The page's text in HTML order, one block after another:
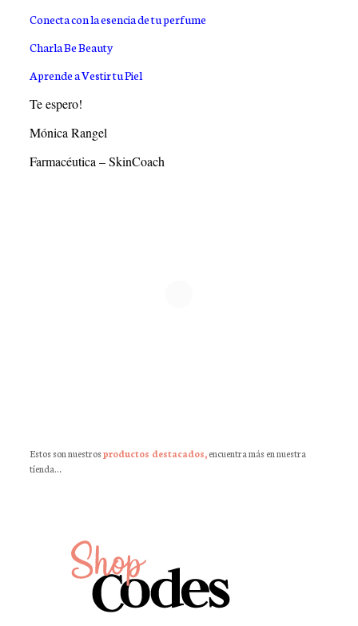
Conecta con la esencia de tu perfume
Charla Be Beauty
Aprende a Vestir tu Piel
Te espero!
Mónica Rangel
Farmacéutica – SkinCoach
Estos son nuestrosproductos destacados,encuentra más en nuestra
tienda…